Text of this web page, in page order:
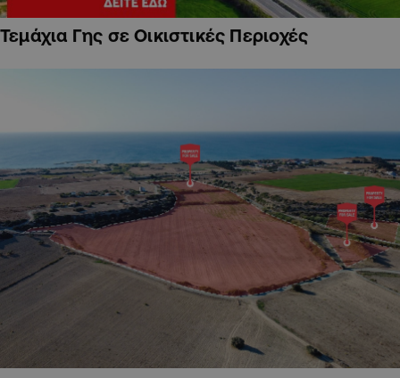
Τεμάχια Γης σε Οικιστικές Περιοχές